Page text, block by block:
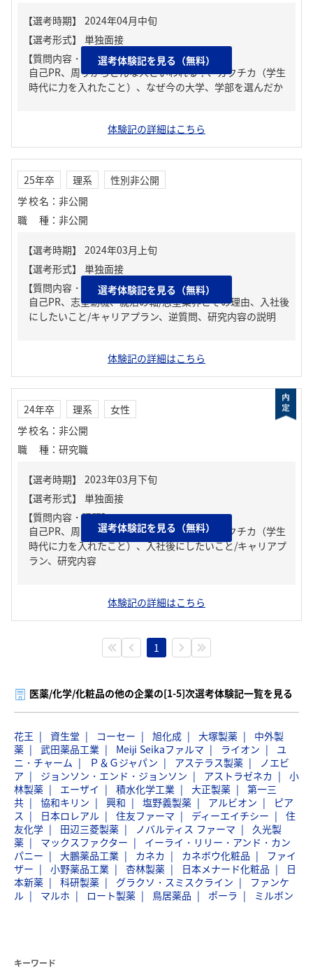
【質問内容・課題】
自己PR、周りからどんな人といわれる？、ガクチカ（学生
時代に力を入れたこと）、なぜ今の大学、学部を選んだか
選考体験記を見る（無料）
体験記の詳細はこちら
25年卒 理系
性別非公開
学校名 ： 非公開
職種 ： 非公開
【質問内容・課題】
自己PR、志望動機、就活の軸/志望業界とその理由、入社後
にしたいこと/キャリアプラン、逆質問、研究内容の説明
選考体験記を見る（無料）
体験記の詳細はこちら
24年卒 理系
女性
学校名 ： 非公開
職種 ： 研究職
【質問内容・課題】
自己PR、周りからどんな人といわれる？、ガクチカ（学生
時代に力を入れたこと）、入社後にしたいこと/キャリアプ
ラン、研究内容
選考体験記を見る（無料）
体験記の詳細はこちら
1
医薬/化学/化粧品の他の企業の[1-5]次選考体験記一覧を見る
花王 資生堂 コーセー 旭化成 大塚製薬
中外製
薬
武田薬品工業 Meiji Seikaファルマ ライオン
ユ
ニ・チャーム
Ｐ＆Ｇジャパン アステラス製薬
ノエビ
ア
ジョンソン・エンド・ジョンソン アストラゼネカ
小
林製薬
エーザイ 積水化学工業 大正製薬
第一三
共
協和キリン 興和 塩野義製薬 アルビオン
ピア
ス
日本ロレアル 住友ファーマ ディーエイチシー
住
友化学
田辺三菱製薬 ノバルティス ファーマ
久光製
薬
マックスファクター
イーライ・リリー・アンド・カン
パニー
大鵬薬品工業 カネカ カネボウ化粧品
ファイ
ザー
小野薬品工業 杏林製薬 日本メナード化粧品
日
本新薬
科研製薬 グラクソ・スミスクライン
ファンケ
ル
マルホ ロート製薬 鳥居薬品 ポーラ ミルボン
キーワード